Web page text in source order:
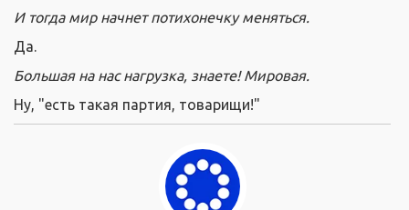
И тогда мир начнет потихонечку меняться.
Да.
Большая на нас нагрузка, знаете! Мировая.
Ну, "есть такая партия, товарищи!"